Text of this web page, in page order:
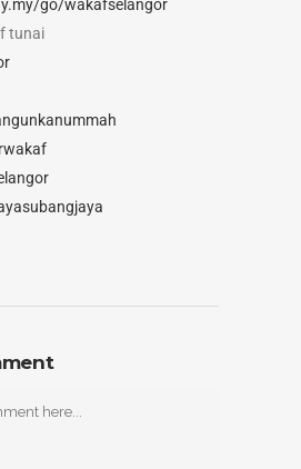
go/wakafselangor
tunai